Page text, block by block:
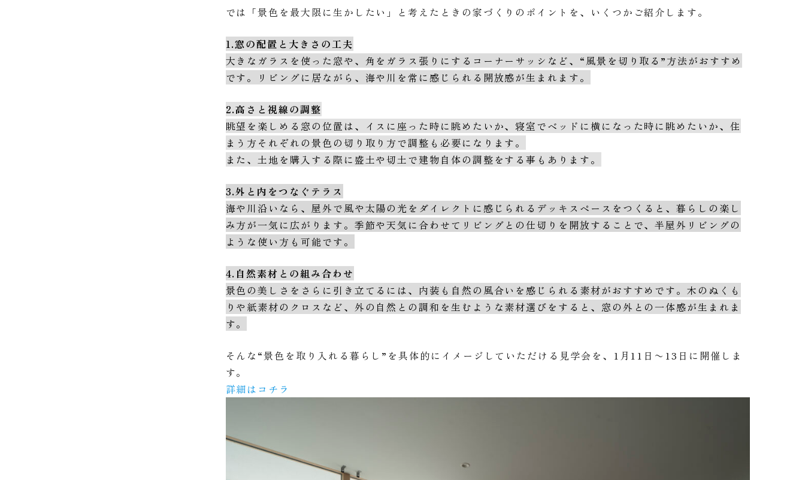
では「景色を最大限に生かしたい」と考えたときの家づくりのポイントを、いくつかご紹介します。
1.窓の配置と大きさの工夫
大きなガラスを使った窓や、角をガラス張りにするコーナーサッシなど、“風景を切り取る”方法がおすすめ
です。リビングに居ながら、海や川を常に感じられる開放感が生まれます。
2.高さと視線の調整
眺望を楽しめる窓の位置は、イスに座った時に眺めたいか、寝室でベッドに横になった時に眺めたいか、住
まう方それぞれの景色の切り取り方で調整も必要になります。
また、土地を購入する際に盛土や切土で建物自体の調整をする事もあります。
3.外と内をつなぐテラス
海や川沿いなら、屋外で風や太陽の光をダイレクトに感じられるデッキスペースをつくると、暮らしの楽し
み方が一気に広がります。季節や天気に合わせてリビングとの仕切りを開放することで、半屋外リビングの
ような使い方も可能です。
4.自然素材との組み合わせ
景色の美しさをさらに引き立てるには、内装も自然の風合いを感じられる素材がおすすめです。木のぬくも
りや紙素材のクロスなど、外の自然との調和を生むような素材選びをすると、窓の外との一体感が生まれま
す。
そんな“景色を取り入れる暮らし”を具体的にイメージしていただける見学会を、1月11日〜13日に開催しま
す。
詳細はコチラ